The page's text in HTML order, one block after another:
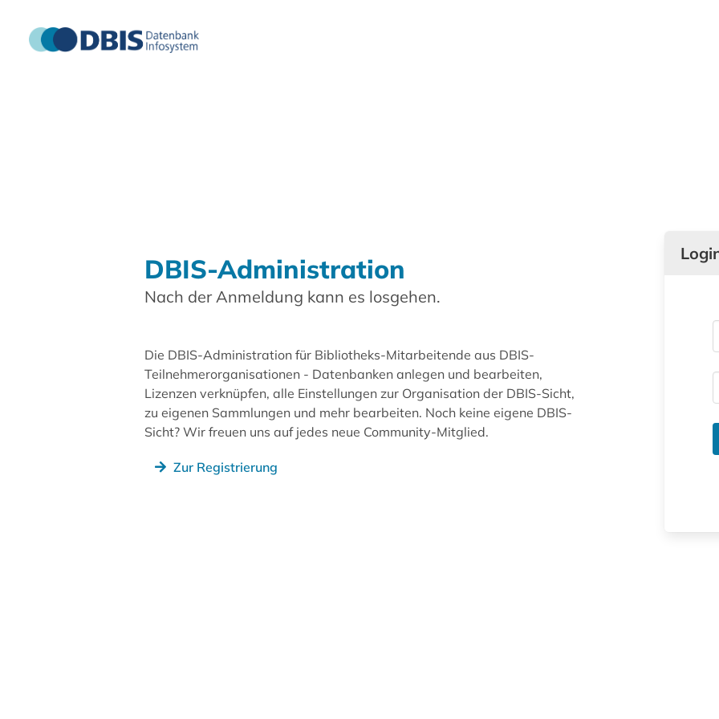
DBIS-Administration
Nach der Anmeldung kann es losgehen.
Die DBIS-Administration für Bibliotheks-Mitarbeitende aus DBIS-
Teilnehmerorganisationen - Datenbanken anlegen und bearbeiten,
Lizenzen verknüpfen, alle Einstellungen zur Organisation der DBIS-Sicht,
zu eigenen Sammlungen und mehr bearbeiten. Noch keine eigene DBIS-
Sicht? Wir freuen uns auf jedes neue Community-Mitglied.
Zur Registrierung